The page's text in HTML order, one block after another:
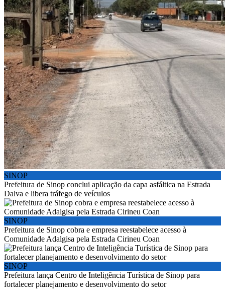
SINOP
Prefeitura de Sinop conclui aplicação da capa asfáltica na Estrada
Dalva e libera tráfego de veículos
SINOP
Prefeitura de Sinop cobra e empresa reestabelece acesso à
Comunidade Adalgisa pela Estrada Cirineu Coan
SINOP
Prefeitura lança Centro de Inteligência Turística de Sinop para
fortalecer planejamento e desenvolvimento do setor